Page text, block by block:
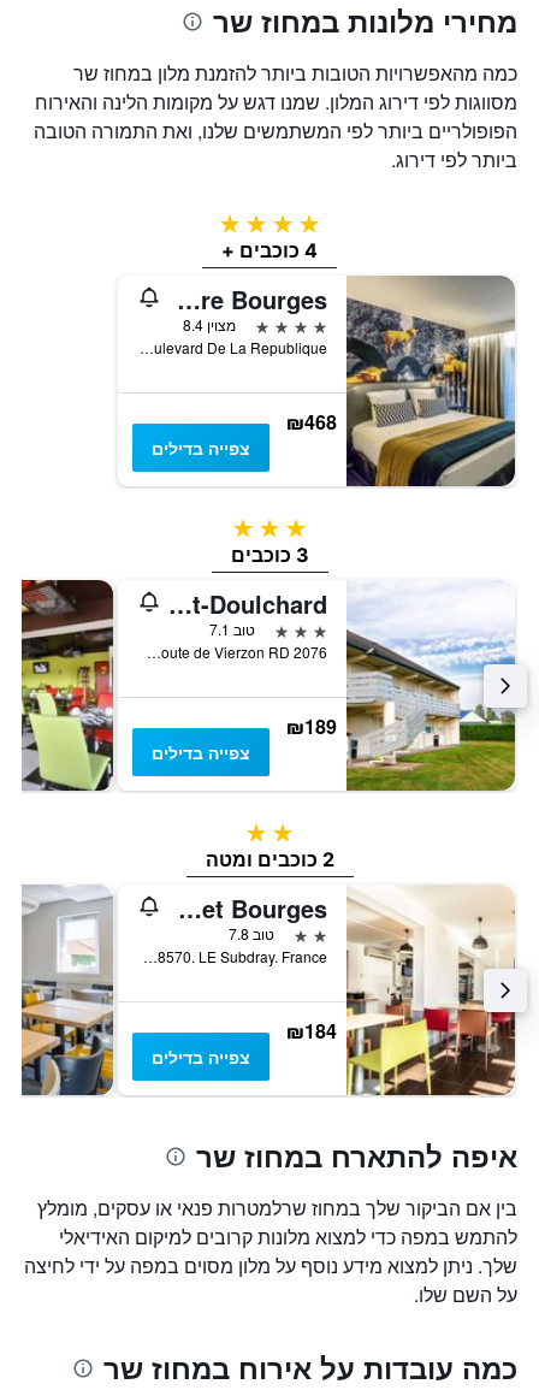
מחירי מלונות במחוז שר
כמה מהאפשרויות הטובות ביותר להזמנת מלון במחוז שר
מסווגות לפי דירוג המלון. שמנו דגש על מקומות הלינה והאירוח
הפופולריים ביותר לפי המשתמשים שלנו, ואת התמורה הטובה
ביותר לפי דירוג.
4 כוכבים
4 כוכבים +
Hôtel de Bourbon - Mercure Bourges
4 כוכבים
מצוין 8.4
Boulevard De La Republique, בורג', מחוז שר, צרפת
₪468
צפייה בדילים
3 כוכבים
3 כוכבים
Campanile Bourges Nord - Saint-Doulchard
3 כוכבים
טוב 7.1
Le Detour du Pave, Route de Vierzon RD 2076, סנט דושאר, מחוז שר, צרפת
₪189
צפייה בדילים
2 כוכבים
2 כוכבים ומטה
Ibis Budget Bourges
2 כוכבים
טוב 7.8
Zac César. 18570. LE Subdray. France Zac César. 18570. LE Subdray. France, לה סודרה, מחוז שר, צרפת
₪184
צפייה בדילים
איפה להתארח במחוז שר
בין אם הביקור שלך במחוז שרלמטרות פנאי או עסקים, מומלץ
להתמש במפה כדי למצוא מלונות קרובים למיקום האידיאלי
שלך. ניתן למצוא מידע נוסף על מלון מסוים במפה על ידי לחיצה
על השם שלו.
כמה עובדות על אירוח במחוז שר